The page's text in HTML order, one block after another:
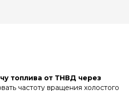
топлива от ТНВД через
частоту вращения холостого